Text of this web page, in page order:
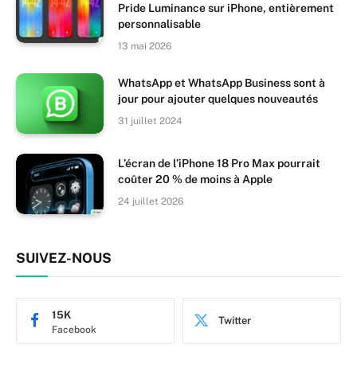
Pride Luminance sur iPhone, entièrement
personnalisable
13 mai 2026
WhatsApp et WhatsApp Business sont à
jour pour ajouter quelques nouveautés
31 juillet 2024
L’écran de l’iPhone 18 Pro Max pourrait
coûter 20 % de moins à Apple
24 juillet 2026
SUIVEZ-NOUS
Facebook
15K Twitter